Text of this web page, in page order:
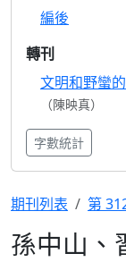
編後
轉刊
文明和野蠻
（陳映真）
字數統計
期刊列表 第
孫中山、